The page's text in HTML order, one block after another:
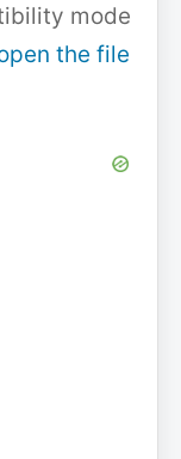
mode
the file